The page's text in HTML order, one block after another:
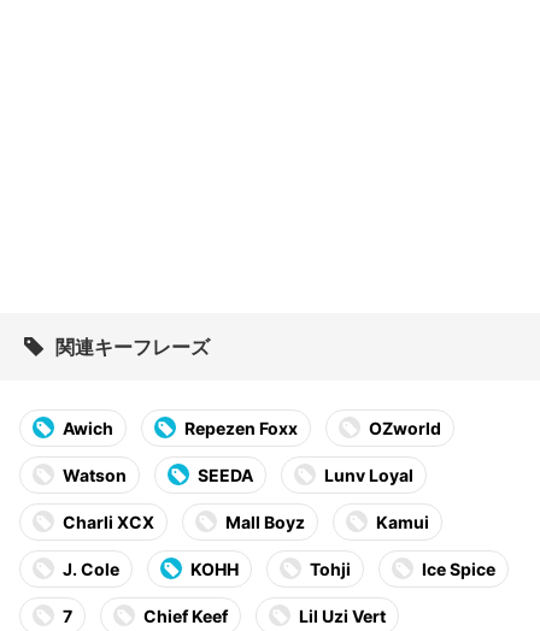
関連キーフレーズ
Awich Repezen Foxx OZworld
Watson SEEDA Lunv Loyal
Charli XCX Mall Boyz Kamui
J. Cole KOHH Tohji Ice Spice
7 Chief Keef Lil Uzi Vert